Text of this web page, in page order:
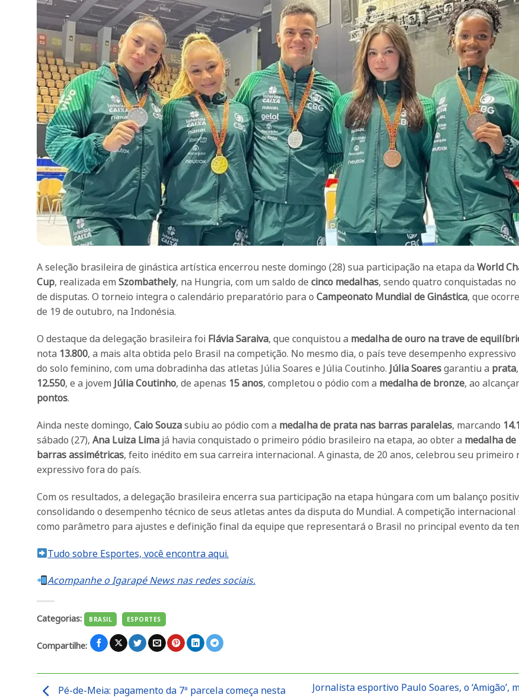
A seleção brasileira de ginástica artística encerrou neste domingo (28) sua participação na etapa da World
Cup, realizada em Szombathely, na Hungria, com um saldo de cinco medalhas, sendo quatro conquistadas
de disputas. O torneio integra o calendário preparatório para o Campeonato Mundial de Ginástica, que
de 19 de outubro, na Indonésia.
O destaque da delegação brasileira foi Flávia Saraiva, que conquistou a medalha de ouro na trave de
nota 13.800, a mais alta obtida pelo Brasil na competição. No mesmo dia, o país teve desempenho
do solo feminino, com uma dobradinha das atletas Júlia Soares e Júlia Coutinho. Júlia Soaresgarantiu a prata
12.550, e a jovem Júlia Coutinho, de apenas 15 anos, completou o pódio com a medalha de bronze, ao alcançar
pontos.
Ainda neste domingo, Caio Souzasubiu ao pódio com a medalha de prata nas barras paralelas, marcando
sábado (27), Ana Luiza Lima já havia conquistado o primeiro pódio brasileiro na etapa, ao obter a medalha
barras assimétricas, feito inédito em sua carreira internacional. A ginasta, de 20 anos, celebrou seu primeiro
expressivo fora do país.
Com os resultados, a delegação brasileira encerra sua participação na etapa húngara com um balanço
consolidando o desempenho técnico de seus atletas antes da disputa do Mundial. A competição internacional
como parâmetro para ajustes e definição final da equipe que representará o Brasil no principal evento da
Tudo sobre Esportes, você encontra aqui.
Acompanhe o Igarapé News nas redes sociais.
Categorias: BRASIL ESPORTES
Compartilhe:
Pé-de-Meia: pagamento da 7ª parcela começa nesta
Jornalista esportivo Paulo Soares, o ‘Amigão’,